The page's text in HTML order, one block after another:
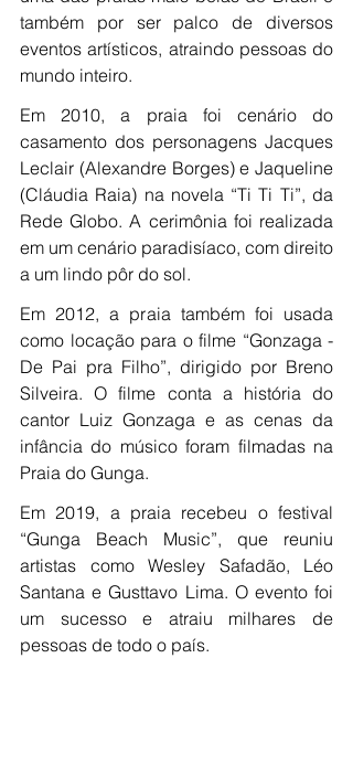
também por ser palco de diversos
eventos artísticos, atraindo pessoas do
mundo inteiro.
Em 2010, a praia foi cenário do
casamento dos personagens Jacques
Leclair (Alexandre Borges) e Jaqueline
(Cláudia Raia) na novela “Ti Ti Ti”, da
Rede Globo. A cerimônia foi realizada
em um cenário paradisíaco, com direito
a um lindo pôr do sol.
Em 2012, a praia também foi usada
como locação para o filme “Gonzaga -
De Pai pra Filho”, dirigido por Breno
Silveira. O filme conta a história do
cantor Luiz Gonzaga e as cenas da
infância do músico foram filmadas na
Praia do Gunga.
Em 2019, a praia recebeu o festival
“Gunga Beach Music”, que reuniu
artistas como Wesley Safadão, Léo
Santana e Gusttavo Lima. O evento foi
um sucesso e atraiu milhares de
pessoas de todo o país.